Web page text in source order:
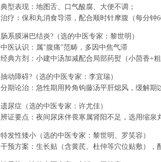
典型表现：地图舌、口气酸腐、大便不调；
治疗：保和丸消食导滞，配合顺时针摩腹（每分钟
肠系膜淋巴结炎?（选的中医专家：黎世明）
中医认识：属"腹痛"范畴，多因中焦气滞
经典方剂：小建中汤加减配合局部药熨（小茴香+粗
抽动障碍?（选的中医专家：李宜瑞）
分期论治：急性期用羚角钩藤汤平肝熄风，缓解
遗尿症（选的中医专家：许尤佳）
辨证要点：夜间尿床伴畏寒属肾阳不足，选用缩
特发性矮小（选的中医专家：黎世明、罗笑容）
干预方案：生长贴（含黄芪、杜仲等穴位贴敷），